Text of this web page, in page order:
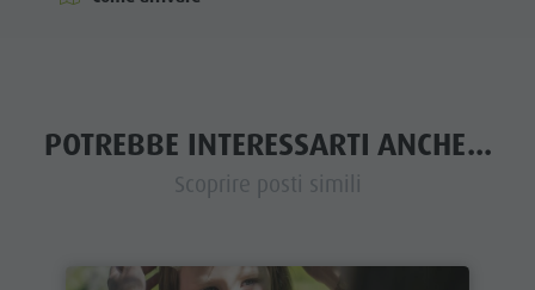
POTREBBE INTERESSARTI ANCHE...
Scoprire posti simili